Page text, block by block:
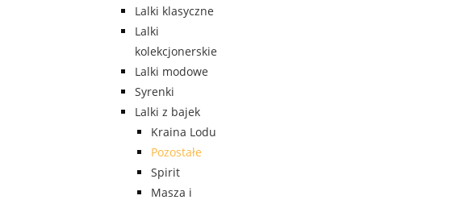
Lalki klasyczne
Lalki
kolekcjonerskie
Lalki modowe
Syrenki
Lalki z bajek
Kraina Lodu
Pozostałe
Spirit
Masza i